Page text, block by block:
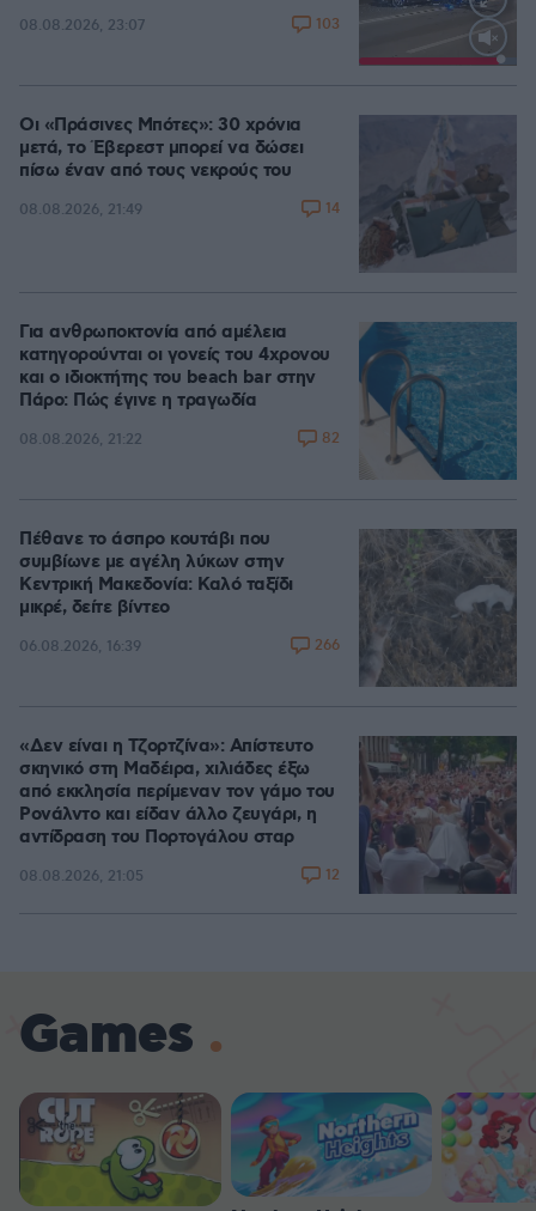
Loaded:
08.08.2026, 23:07 103
Οι «Πράσινες Μπότες»: 30 χρόνια
μετά, το Έβερεστ μπορεί να δώσει
πίσω έναν από τους νεκρούς του
08.08.2026, 21:49 14
Για ανθρωποκτονία από αμέλεια
κατηγορούνται οι γονείς του 4χρονου
και ο ιδιοκτήτης του beach bar στην
Πάρο: Πώς έγινε η τραγωδία
08.08.2026, 21:22 82
Πέθανε το άσπρο κουτάβι που
συμβίωνε με αγέλη λύκων στην
Κεντρική Μακεδονία: Καλό ταξίδι
μικρέ, δείτε βίντεο
06.08.2026, 16:39 266
«Δεν είναι η Τζορτζίνα»: Απίστευτο
σκηνικό στη Μαδέιρα, χιλιάδες έξω
από εκκλησία περίμεναν τον γάμο του
Ρονάλντο και είδαν άλλο ζευγάρι, η
αντίδραση του Πορτογάλου σταρ
08.08.2026, 21:05 12
Games